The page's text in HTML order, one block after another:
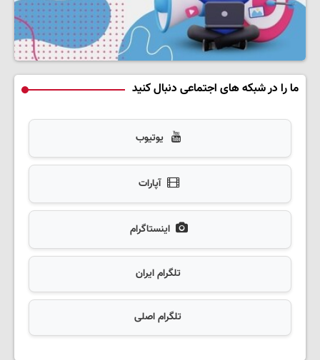
ما را در شبکه های اجتماعی دنبال کنید
یوتیوب
آپارات
اینستاگرام
تلگرام ایران
تلگرام اصلی